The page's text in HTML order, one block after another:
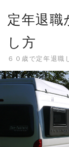
content
定年退職
し方
６０歳で定年退職